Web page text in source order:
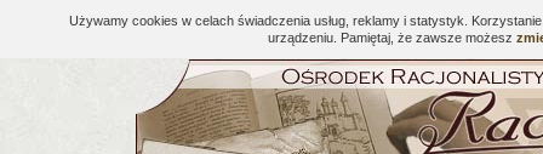
Używamy cookies w celach świadczenia usług, reklamy i statystyk.
urządzeniu. Pamiętaj, że zawsze możesz